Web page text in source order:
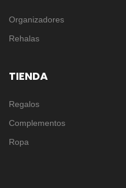
Organizadores
Rehalas
TIENDA
Regalos
Complementos
Ropa